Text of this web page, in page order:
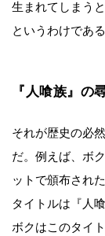
生まれてしまう
というわけである
『人喰族』の
それが歴史の必
だ。例えば、ボ
ットで頒布された
タイトルは『人
ボクはこのタイ